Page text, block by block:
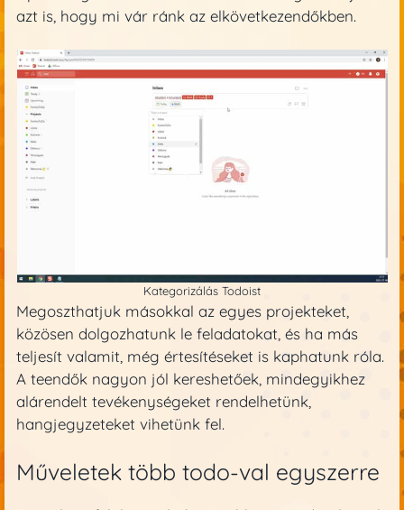
azt is, hogy mi vár ránk az elkövetkezendőkben.
Kategorizálás Todoist
Megoszthatjuk másokkal az egyes projekteket,
közösen dolgozhatunk le feladatokat, és ha más
teljesít valamit, még értesítéseket is kaphatunk róla.
A teendők nagyon jól kereshetőek, mindegyikhez
alárendelt tevékenységeket rendelhetünk,
hangjegyzeteket vihetünk fel.
Műveletek több todo-val egyszerre